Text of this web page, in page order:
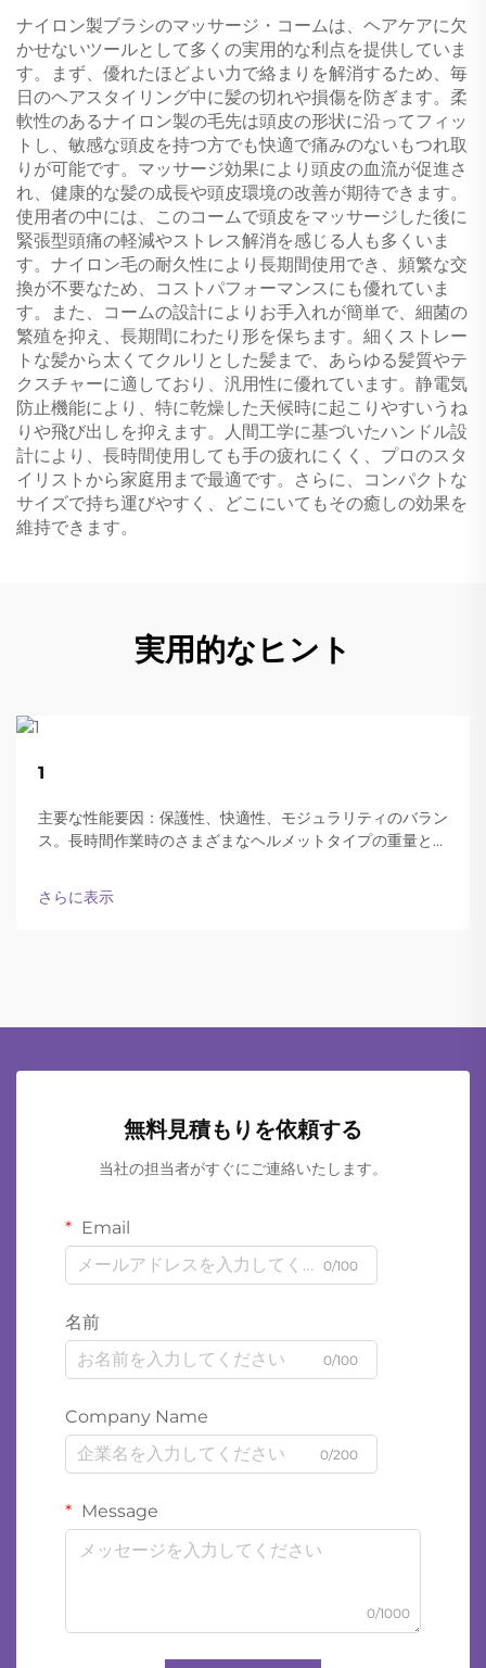
ナイロン製ブラシのマッサージ・コームは、ヘアケアに欠
かせないツールとして多くの実用的な利点を提供していま
す。まず、優れたほどよい力で絡まりを解消するため、毎
日のヘアスタイリング中に髪の切れや損傷を防ぎます。柔
軟性のあるナイロン製の毛先は頭皮の形状に沿ってフィッ
トし、敏感な頭皮を持つ方でも快適で痛みのないもつれ取
りが可能です。マッサージ効果により頭皮の血流が促進さ
れ、健康的な髪の成長や頭皮環境の改善が期待できます。
使用者の中には、このコームで頭皮をマッサージした後に
緊張型頭痛の軽減やストレス解消を感じる人も多くいま
す。ナイロン毛の耐久性により長期間使用でき、頻繁な交
換が不要なため、コストパフォーマンスにも優れていま
す。また、コームの設計によりお手入れが簡単で、細菌の
繁殖を抑え、長期間にわたり形を保ちます。細くストレー
トな髪から太くてクルリとした髪まで、あらゆる髪質やテ
クスチャーに適しており、汎用性に優れています。静電気
防止機能により、特に乾燥した天候時に起こりやすいうね
りや飛び出しを抑えます。人間工学に基づいたハンドル設
計により、長時間使用しても手の疲れにくく、プロのスタ
イリストから家庭用まで最適です。さらに、コンパクトな
サイズで持ち運びやすく、どこにいてもその癒しの効果を
維持できます。
実用的なヒント
1
主要な性能要因：保護性、快適性、モジュラリティのバラン
ス。長時間作業時のさまざまなヘルメットタイプの重量と快
な保護性能の両立をうまく実現しています。
さらに表示
無料見積もりを依頼する
当社の担当者がすぐにご連絡いたします。
Email
0/100
名前
0/100
Company Name
0/200
Message
0/1000